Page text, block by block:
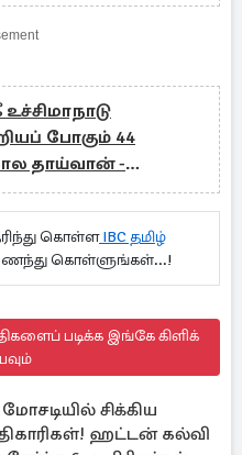
போகும் 44
தாய்வான் -
உத்தரவாதம்!
கொள்ளIBC தமிழ்
கொள்ளுங்கள்...!
படிக்க இங்கே கிளிக்
சிக்கிய
ஹட்டன் கல்வி